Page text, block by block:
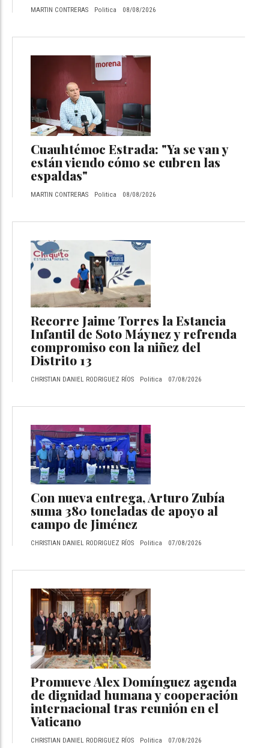
MARTIN CONTRERAS Politica 08/08/2026
Cuauhtémoc Estrada: "Ya se van y
están viendo cómo se cubren las
espaldas"
MARTIN CONTRERAS Politica 08/08/2026
Recorre Jaime Torres la Estancia
Infantil de Soto Máynez y refrenda
compromiso con la niñez del
Distrito 13
CHRISTIAN DANIEL RODRIGUEZ RÍOS Politica 07/08/2026
Con nueva entrega, Arturo Zubía
suma 380 toneladas de apoyo al
campo de Jiménez
CHRISTIAN DANIEL RODRIGUEZ RÍOS Politica 07/08/2026
Promueve Alex Domínguez agenda
de dignidad humana y cooperación
internacional tras reunión en el
Vaticano
CHRISTIAN DANIEL RODRIGUEZ RÍOS Politica 07/08/2026